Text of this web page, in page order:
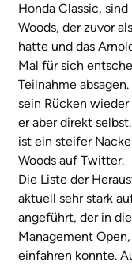
Honda Classic,
Woods, der zuvor
hatte und das
Mal für sich
Teilnahme
sein Rücken
er aber direkt
ist ein steifer
Woods auf Twitter.
Die Liste der
aktuell sehr stark
angeführt, der in
Management
einfahren konnte.